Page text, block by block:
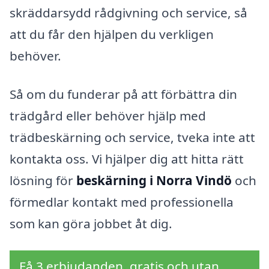
skräddarsydd rådgivning och service, så
att du får den hjälpen du verkligen
behöver.
Så om du funderar på att förbättra din
trädgård eller behöver hjälp med
trädbeskärning och service, tveka inte att
kontakta oss. Vi hjälper dig att hitta rätt
lösning för beskärning i Norra Vindö och
förmedlar kontakt med professionella
som kan göra jobbet åt dig.